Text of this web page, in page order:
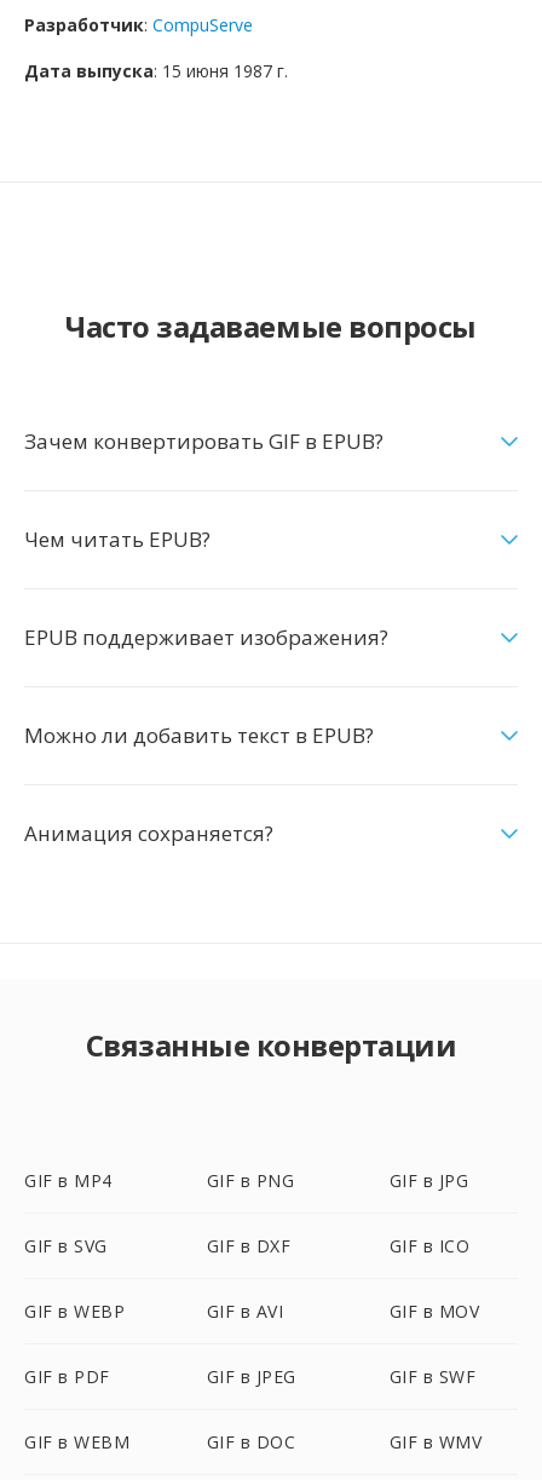
Разработчик: CompuServe
Дата выпуска: 15 июня 1987 г.
Часто задаваемые вопросы
Зачем конвертировать GIF в EPUB?
Чем читать EPUB?
EPUB поддерживает изображения?
Можно ли добавить текст в EPUB?
Анимация сохраняется?
Связанные конвертации
GIF в MP4 GIF в PNG GIF в JPG
GIF в SVG GIF в DXF GIF в ICO
GIF в WEBP GIF в AVI GIF в MOV
GIF в PDF GIF в JPEG GIF в SWF
GIF в WEBM GIF в DOC GIF в WMV